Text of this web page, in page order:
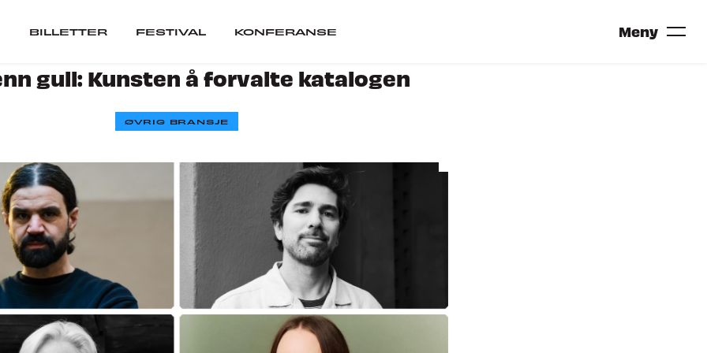
BILLETTER FESTIVAL KONFERANSE Meny
Festival
VIL DU SPILLE PÅ TRONDHEIM CALLING 2027?
gull: Kunsten å forvalte katalogen
ØVRIG BRANSJE